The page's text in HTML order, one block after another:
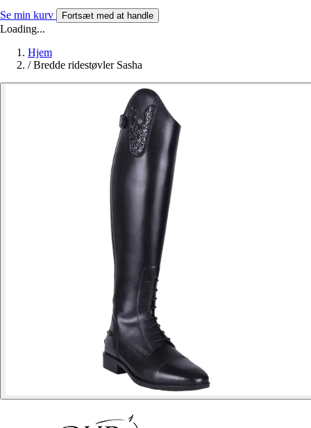
Se min kurv Fortsæt med at handle
Loading...
Hjem
/ Bredde ridestøvler Sasha